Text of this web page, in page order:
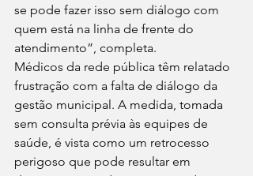
se pode fazer isso sem diálogo com
quem está na linha de frente do
atendimento”, completa.
Médicos da rede pública têm relatado
frustração com a falta de diálogo da
gestão municipal. A medida, tomada
sem consulta prévia às equipes de
saúde, é vista como um retrocesso
perigoso que pode resultar em